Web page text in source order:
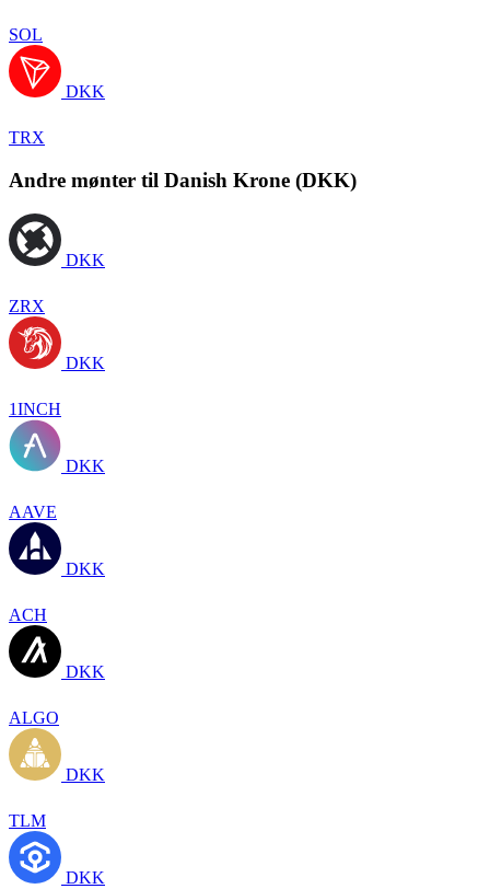
SOL
DKK
TRX
Andre mønter til Danish Krone (DKK)
DKK
ZRX
DKK
1INCH
DKK
AAVE
DKK
ACH
DKK
ALGO
DKK
TLM
DKK